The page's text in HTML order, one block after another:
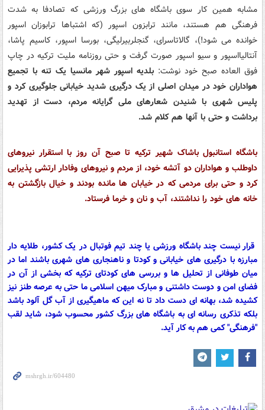
مشابه همین کار سوی باشگاه های بزرگ ورزشی که تصادفا به شدت
فرهنگی هم هستند، مانند ترابزون اسپور (که اشتباها ترابوزان اسپور
خوانده می شود!)، گالاتاسرای، گنجلربیرلیگی، بورسا اسپور، کاسیم پاشا،
آنتالیااسپور و سیو اسپور صورت گرفت و حتی روزنامه ملیت ترکیه در چاپ
فوق العاده صبح خود نوشت: بلدیه اسپور شهر مانسیا یک تنه با تجمیع
هواداران خود در میدان اصلی از یک درگیری شدید خیابانی جلوگیری کرد و
پلیس شهری با شنیدن شعارهای ملی گرایانه مردم، دست از تهدید
برداشت و حتی با آنها هم کلام شد.
باشگاه استانبول باشاک شهیر ترکیه تا صبح آن روز با استقرار نیروهای
داوطلب و هواداران دو آتشه خود، از مردم و نیروهای وفادار ارتشی پذیرایی
کرد و حتی برای مردمی که در خیابان ها مانده بودند و خیال بازگشتن به
خانه های خود را نداشتند، آب و نان و خرما فرستاد.
قرار نیست چند باشگاه ورزشی یا چند تیم فوتبال در یک کشور، طلایه دار
مبارزه با درگیری های خیابانی و کودتا و ناهنجاری های شهری باشند اما در
میان طوفانی از تحلیل ها و بررسی های کودتای ترکیه که بخشی از آن در
فضای امن و دوست داشتنی و مبارک میهن اسلامی ما حتی به عرصه طنز نیز
کشیده شد، بهانه ای دست داد تا نه این که ماهیگیری از آب گل آلود باشد
بلکه تذکری رسانه ای به باشگاه های بزرگ کشور محسوب شود، شاید لقب
"فرهنگی" کمی هم به کار آید.